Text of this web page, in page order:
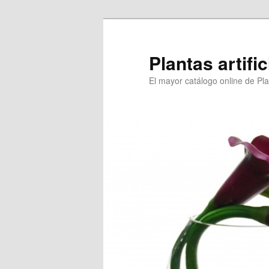
Plantas
El mayor catálogo online de